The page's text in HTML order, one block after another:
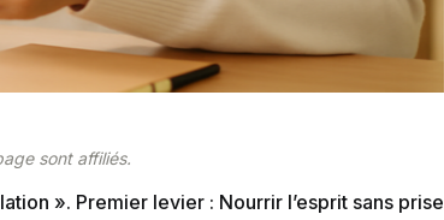
sont affiliés.
». Premier levier : Nourrir l’esprit sans prise